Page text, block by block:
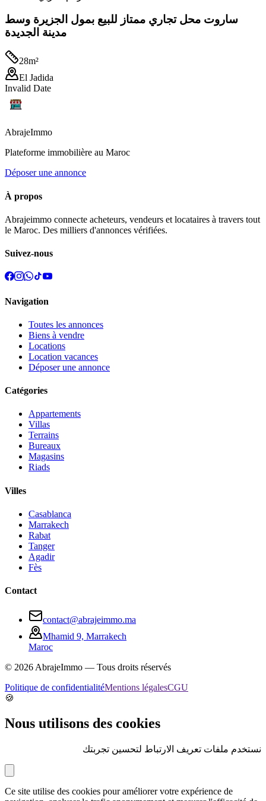
ساروت محل تجاري ممتاز للبيع بمول الجزيرة وسط
مدينة الجديدة
28m²
El Jadida
Invalid Date
AbrajeImmo
Plateforme immobilière au Maroc
Déposer une annonce
À propos
Abrajeimmo connecte acheteurs, vendeurs et locataires à travers tout
le Maroc. Des milliers d'annonces vérifiées.
Suivez-nous
Navigation
Toutes les annonces
Biens à vendre
Locations
Location vacances
Déposer une annonce
Catégories
Appartements
Villas
Terrains
Bureaux
Magasins
Riads
Villes
Casablanca
Marrakech
Rabat
Tanger
Agadir
Fès
Contact
contact@abrajeimmo.ma
Mhamid 9, Marrakech
Maroc
© 2026AbrajeImmo — Tous droits réservés
Politique de confidentialitéMentions légalesCGU
🍪
Nous utilisons des cookies
نستخدم ملفات تعريف الارتباط لتحسين تجربتك
Ce site utilise des cookies pour améliorer votre expérience de